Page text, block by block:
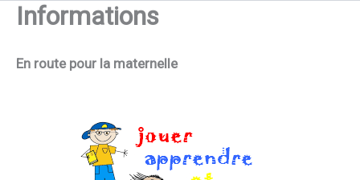
Informations
En route pour la maternelle